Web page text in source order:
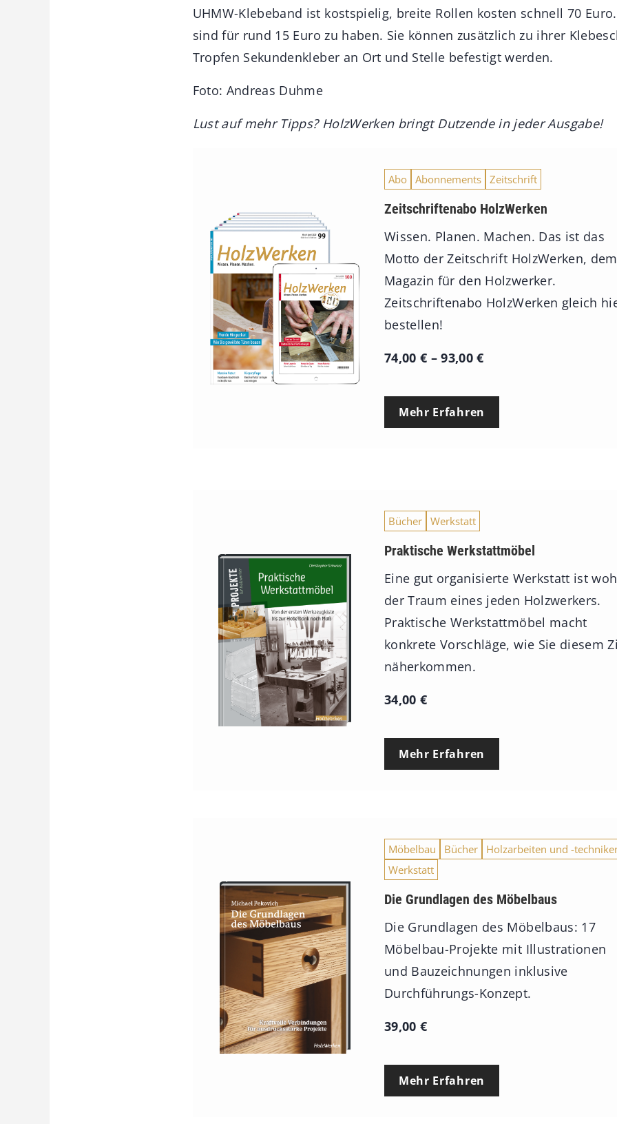
UHMW-Klebeband ist kostspielig, breite Rollen kosten schnell 70
sind für rund 15 Euro zu haben. Sie können zusätzlich zu ihrer
Tropfen Sekundenkleber an Ort und Stelle befestigt werden.
Foto: Andreas Duhme
Lust auf mehr Tipps? HolzWerken bringt Dutzende in jeder Ausgabe!
Abo Abonnements Zeitschrift
Zeitschriftenabo HolzWerken
Wissen. Planen. Machen. Das ist das
Motto der Zeitschrift HolzWerken, dem
Magazin für den Holzwerker.
Zeitschriftenabo HolzWerken gleich
bestellen!
74,00 € –93,00€P
e
n
e
:
7
4
€
9
3
0
0
€
Mehr Erfahren
Bücher Werkstatt
Praktische Werkstattmöbel
Eine gut organisierte Werkstatt ist
der Traum eines jeden Holzwerkers.
Praktische Werkstattmöbel macht
konkrete Vorschläge, wie Sie diesem
näherkommen.
34,00 €
Mehr Erfahren
Möbelbau Bücher
Holzarbeiten und -
Werkstatt
Die Grundlagen des Möbelbaus
Die Grundlagen des Möbelbaus: 17
Möbelbau-Projekte mit Illustrationen
und Bauzeichnungen inklusive
Durchführungs-Konzept.
39,00 €
Mehr Erfahren